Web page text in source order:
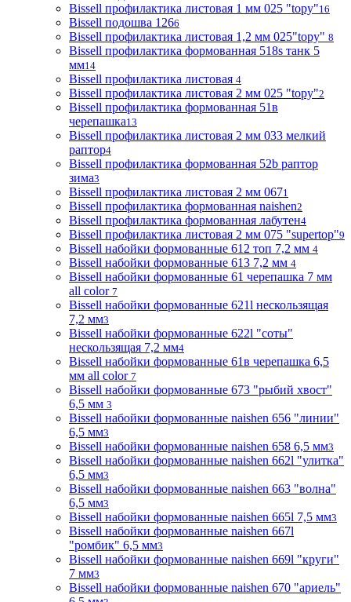
Bissell профилактика листовая 1 мм 025 "topy"16
Bissell подошва 1266
Bissell профилактика листовая 1,2 мм 025"topy" 8
Bissell профилактика формованная 518s танк 5
мм14
Bissell профилактика листовая 4
Bissell профилактика листовая 2 мм 025 "topy"2
Bissell профилактика формованная 51в
черепашка13
Bissell профилактика листовая 2 мм 033 мелкий
раптор4
Bissell профилактика формованная 52b раптор
зима3
Bissell профилактика листовая 2 мм 0671
Bissell профилактика формованная naishen2
Bissell профилактика формованная лабутен4
Bissell профилактика листовая 2 мм 075 "supertop"9
Bissell набойки формованные 612 топ 7,2 мм 4
Bissell набойки формованные 613 7,2 мм 4
Bissell набойки формованные 61 черепашка 7 мм
all color 7
Bissell набойки формованные 621l нескользящая
7,2 мм3
Bissell набойки формованные 622l "соты"
нескользящая 7,2 мм4
Bissell набойки формованные 61в черепашка 6,5
мм all color 7
Bissell набойки формованные 673 "рыбий хвост"
6,5 мм 3
Bissell набойки формованные naishen 656 "линии"
6,5 мм3
Bissell набойки формованные naishen 658 6,5 мм3
Bissell набойки формованные naishen 662l "улитка"
6,5 мм3
Bissell набойки формованные naishen 663 "волна"
6,5 мм3
Bissell набойки формованные naishen 665l 7,5 мм3
Bissell набойки формованные naishen 667l
"ромбик" 6,5 мм3
Bissell набойки формованные naishen 669l "круги"
7 мм3
Bissell набойки формованные naishen 670 "ариель"